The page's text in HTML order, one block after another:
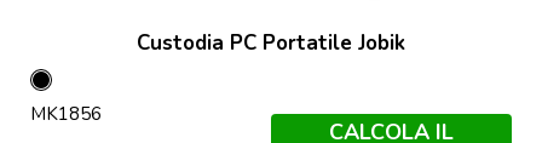
Custodia PC Portatile Jobik
Nero
MK1856
CALCOLA IL